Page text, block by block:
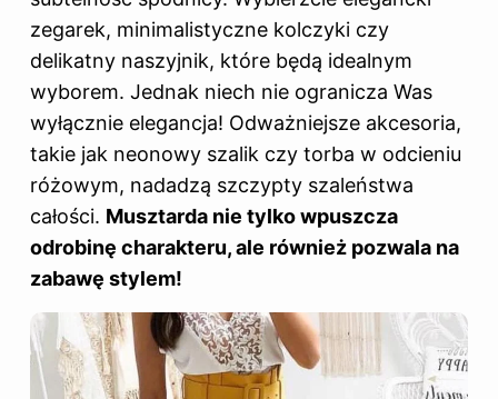
zegarek, minimalistyczne kolczyki czy
delikatny naszyjnik, które będą idealnym
wyborem. Jednak niech nie ogranicza Was
wyłącznie elegancja! Odważniejsze akcesoria,
takie jak neonowy szalik czy torba w odcieniu
różowym, nadadzą szczypty szaleństwa
całości. Musztarda nie tylko wpuszcza
odrobinę charakteru, ale również pozwala na
zabawę stylem!